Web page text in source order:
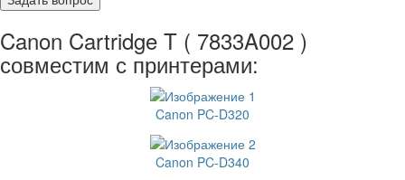
Canon Cartridge T ( 7833A002 )
совместим с принтерами:
Canon PC-D320
Canon PC-D340